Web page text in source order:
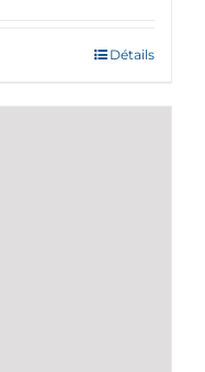
Détails